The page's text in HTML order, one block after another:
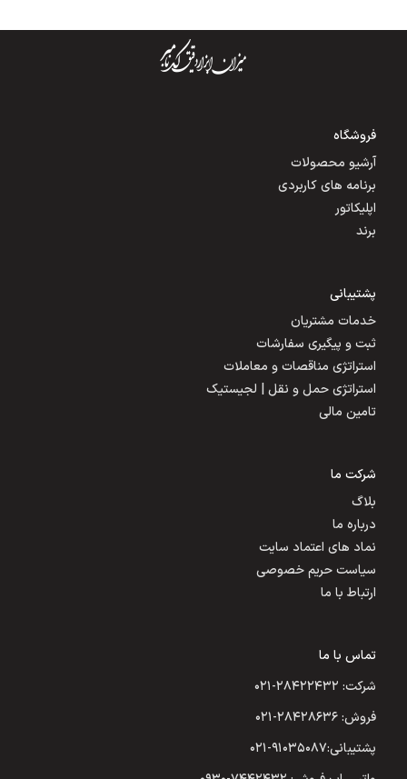
فروشگاه
آرشیو محصولات
برنامه های کاربردی
اپلیکاتور
برند
پشتیبانی
خدمات مشتریان
ثبت و پیگیری سفارشات
استراتژی مناقصات و معاملات
استراتژی حمل و نقل | لجیستیک
تامین مالی
شرکت ما
بلاگ
درباره ما
نماد های اعتماد سایت
سیاست حریم خصوصی
ارتباط با ما
تماس با ما
شرکت: ۲۸۴۲۲۴۳۲-۰۲۱
فروش: ۲۸۴۲۸۶۳۶-۰۲۱
پشتیبانی:۹۱۰۳۵۰۸۷-۰۲۱